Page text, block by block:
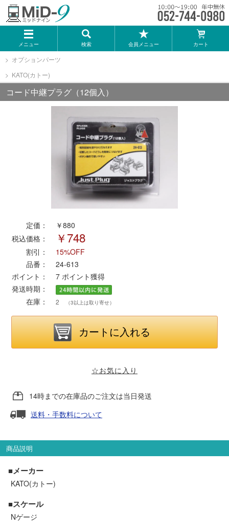
メニュー 検索 会員メニュー カート
メーカー一覧
TOMIX
KATO
Bトレインショーティー
タカラトミー（プラレール）
ポポンデッタ
MODEMO(モデモ)
トラムウェイ
TTC
セール商品
走行エリア別 鉄道模型車両リスト
オプションパーツ
KATO(カトー)
コード中継プラグ（12個入）
定価：
￥880
税込価格：
￥748
割引：
15%OFF
品番：
24-613
ポイント：
7 ポイント獲得
発送時期：
在庫：
2 （3以上は取り寄せ）
☆お気に入り
14時までの在庫品のご注文は当日発送
送料・手数料について
商品説明
■メーカー
KATO(カトー)
■スケール
Nゲージ